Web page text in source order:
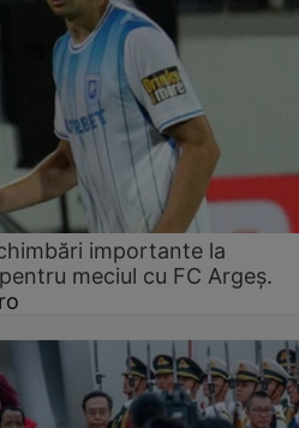
importante la
meciul cu FC Argeş.